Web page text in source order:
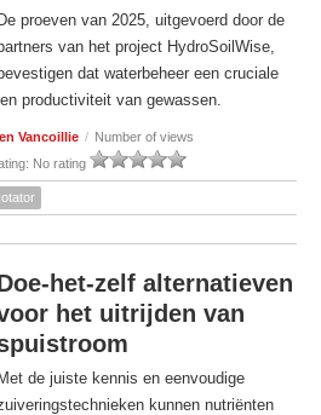
De proeven van 2025, uitgevoerd door de
van het project HydroSoilWise,
bevestigen dat waterbeheer een cruciale
productiviteit van gewassen.
Vancoillie / Number of views
No rating
het-zelf alternatieven
het uitrijden van
Met de juiste kennis en eenvoudige
kunnen nutriënten